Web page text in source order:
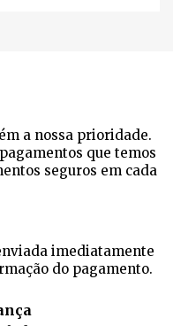
a nossa prioridade.
que temos
seguros em cada
imediatamente
do pagamento.